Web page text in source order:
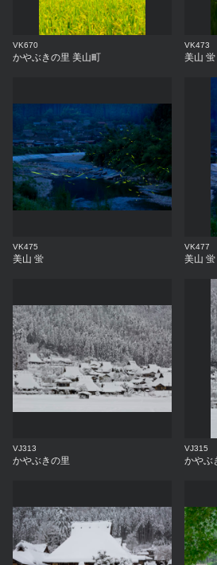
VK670
かやぶきの里 美山町
VK473
美山 蛍
VK475
美山 蛍
VK477
美山 蛍
VJ313
かやぶきの里
VJ315
かやぶ